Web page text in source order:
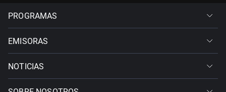
PROGRAMAS
EMISORAS
NOTICIAS